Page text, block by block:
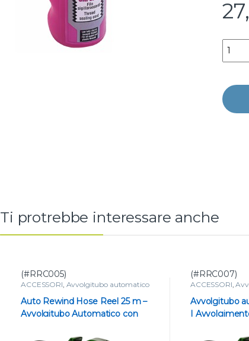
Ti protrebbe interessare anche
(#RRC005)
ACCESSORI Avvolgitubo automatico
Auto Rewind Hose Reel 25 m –
Avvolgitubo Automatico con
(#RRC007)
ACCESSORI ,
Avvolgitubo
|